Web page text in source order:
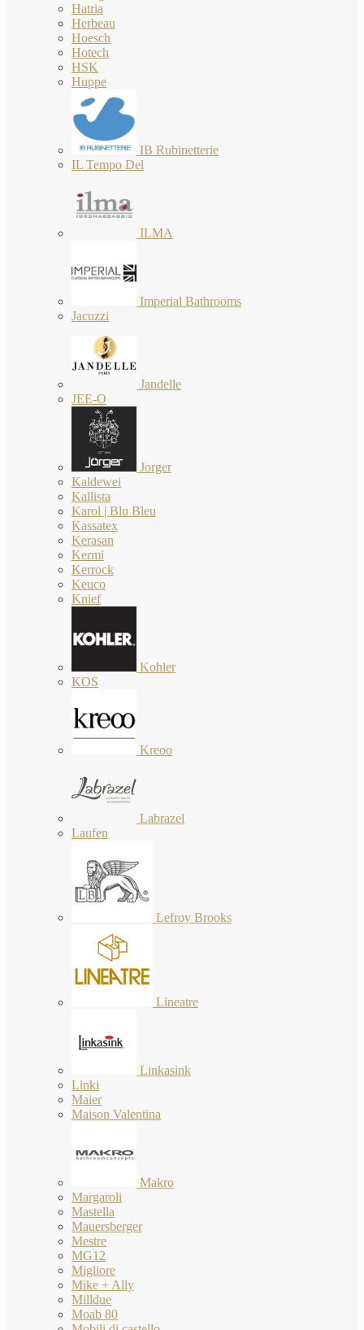
Hatria
Herbeau
Hoesch
Hotech
HSK
Huppe
IB Rubinetterie
IL Tempo Del
ILMA
Imperial Bathrooms
Jacuzzi
Jandelle
JEE-O
Jorger
Kaldewei
Kallista
Karol | Blu Bleu
Kassatex
Kerasan
Kermi
Kerrock
Keuco
Knief
Kohler
KOS
Kreoo
Labrazel
Laufen
Lefroy Brooks
Lineatre
Linkasink
Linki
Maier
Maison Valentina
Makro
Margaroli
Mastella
Mauersberger
Mestre
MG12
Migliore
Mike + Ally
Milldue
Moab 80